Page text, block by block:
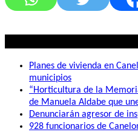
Planes de vivienda en
municipios
“Horticultura de la
de Manuela Aldabe que
Denunciarán agresor de
928 funcionarios de